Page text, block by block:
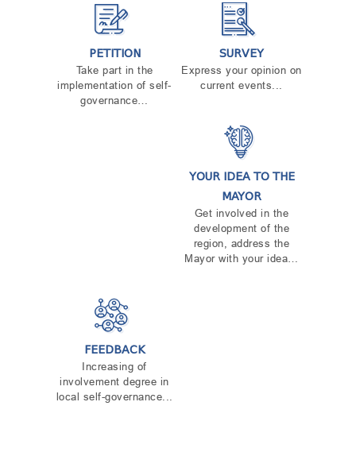
PETITION
Take part in the
implementation of self-
governance…
SURVEY
Express your opinion on
current events...
YOUR IDEA TO THE
MAYOR
Get involved in the
development of the
region, address the
Mayor with your idea…
FEEDBACK
Increasing of
involvement degree in
local self-governance...